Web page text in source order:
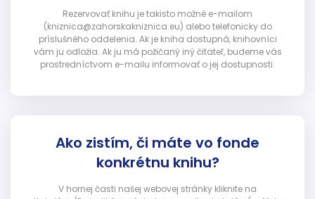
Rezervovať knihu je takisto možné e-mailom
(kniznica@zahorskakniznica.eu) alebo telefonicky do
príslušného oddelenia. Ak je kniha dostupná, knihovníci
vám ju odložia. Ak ju má požičaný iný čitateľ, budeme vás
prostredníctvom e-mailu informovať o jej dostupnosti.
Ako zistím, či máte vo fonde
konkrétnu knihu?
V hornej časti našej webovej stránky kliknite na